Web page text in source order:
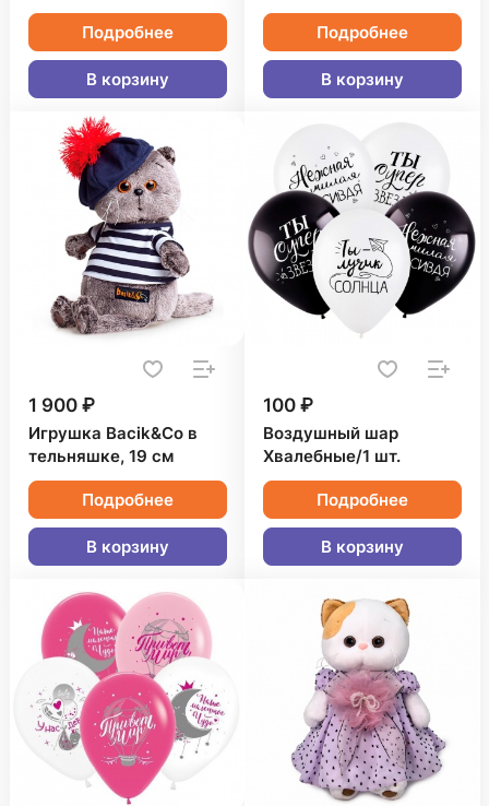
Подробнее
В корзину
Подробнее
В корзину
1 900 ₽
Игрушка Bacik&Co в
тельняшке, 19 см
Подробнее
В корзину
100 ₽
Воздушный шар
Хвалебные/1 шт.
Подробнее
В корзину